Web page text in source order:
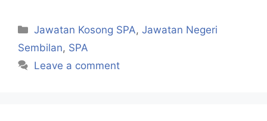
Categories
Jawatan Kosong SPA,Jawatan Negeri
Sembilan, SPA
Leave a comment